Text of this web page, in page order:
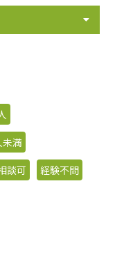
未満
談可
経験不問